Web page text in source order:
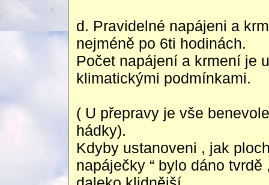
d. Pravidelné napájeni a
nejméně po 6ti hodinách.
Počet napájení a krmení je
klimatickými podmínkami.
( U přepravy je vše
hádky).
Kdyby ustanoveni , jak
napáječky “ bylo dáno